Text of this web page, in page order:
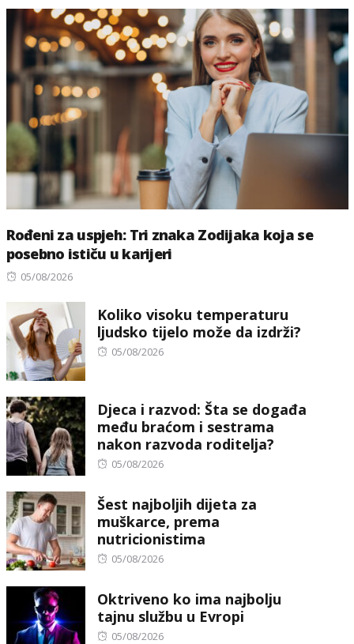
Rođeni za uspjeh: Tri znaka Zodijaka koja se
posebno ističu u karijeri
Posted
05/08/2026
Koliko visoku temperaturu
ljudsko tijelo može da izdrži?
Posted
05/08/2026
Djeca i razvod: Šta se događa
među braćom i sestrama
nakon razvoda roditelja?
Posted
05/08/2026
Šest najboljih dijeta za
muškarce, prema
nutricionistima
Posted
05/08/2026
Oktriveno ko ima najbolju
tajnu službu u Evropi
Posted
05/08/2026